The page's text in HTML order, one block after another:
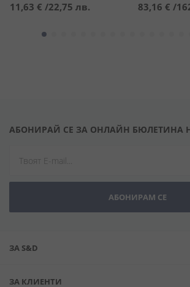
11,63 € /22,75 лв. 83,16 € /
АБОНИРАЙ СЕ ЗА ОНЛАЙН БЮЛЕТИНА
АБОНИРАМ СЕ
ЗА S&D
ЗА КЛИЕНТИ